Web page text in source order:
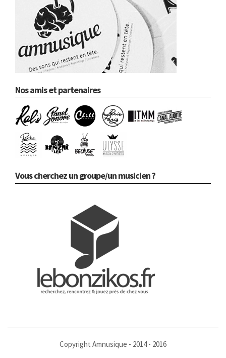
Nos amis et partenaires
Vous cherchez un groupe/un musicien ?
Copyright Amnusique - 2014 - 2016